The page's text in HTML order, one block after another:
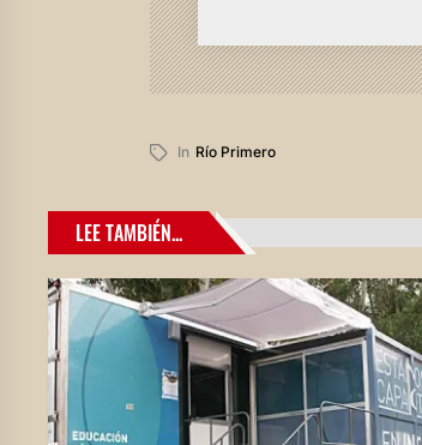
In Río Primero
LEE TAMBIÉN...